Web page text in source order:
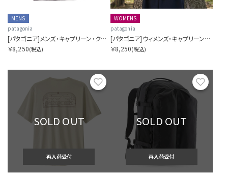
MENS
patagonia
[パタゴニア]メンズ・キャプリーン・クール・デイリー・シャツ（ハット・トリッパー）
￥8,250(税込)
WOMENS
patagonia
[パタゴニア]ウィメンズ・キャプリーン・クール・デイリー・シャツ（フィッツロイ・フットヒルズ）
￥8,250(税込)
お気に入り
SOLD OUT
再入荷受付
SOLD OUT
再入荷受付